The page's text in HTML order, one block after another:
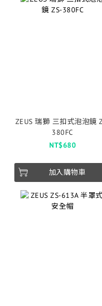
ZEUS 瑞獅 三扣式泡泡鏡
380FC
NT$680
加入購物車